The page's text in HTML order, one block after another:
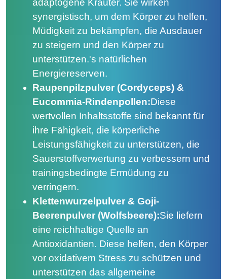
adaptogene Kräuter. Sie wirken
synergistisch, um dem Körper zu helfen,
Müdigkeit zu bekämpfen, die Ausdauer
zu steigern und den Körper zu
unterstützen.'s natürlichen
Energiereserven.
Raupenpilzpulver (Cordyceps) &
Eucommia-Rindenpollen:Diese
wertvollen Inhaltsstoffe sind bekannt für
ihre Fähigkeit, die körperliche
Leistungsfähigkeit zu unterstützen, die
Sauerstoffverwertung zu verbessern und
trainingsbedingte Ermüdung zu
verringern.
Klettenwurzelpulver & Goji-
Beerenpulver (Wolfsbeere):Sie liefern
eine reichhaltige Quelle an
Antioxidantien. Diese helfen, den Körper
vor oxidativem Stress zu schützen und
unterstützen das allgemeine